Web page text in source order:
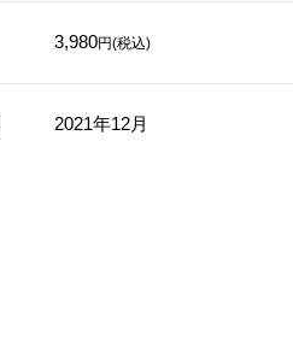
3,980円(税込)
2021年12月